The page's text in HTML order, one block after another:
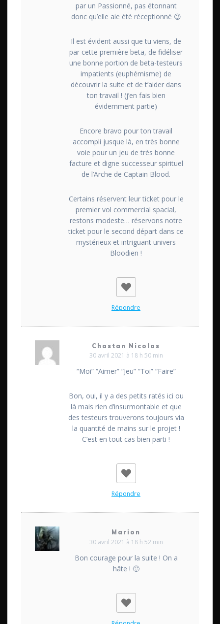
par un Passionné, pas étonnant
donc qu’elle aie été réceptionné 😉
Il est évident aussi que tu viens, de
par cette première beta, de fidéliser
une bonne portion de beta-testeurs
impatients (euphémisme) de
découvrir la suite et de t’aider dans
ton travail ! (j’en fais bien
évidemment partie)
Encore bravo pour ton travail
accompli jusque là, en très bonne
voie pour un jeu de très bonne
facture et digne successeur spirituel
de l’Arche de Captain Blood.
Certains réservent leur ticket pour le
premier vol commercial spacial,
restons modeste… réservons notre
ticket pour le second départ dans ce
mystérieux et intriguant univers
Bloodien !
Répondre
Chastan Nicolas
30 avril 2021 à 18 h 50 min
“Moi” “Aimer” “Jeu” “Toi” “Faire”
Bon, oui, il y a des petits ratés ici ou
là mais rien d’insurmontable et que
des testeurs trouverons toujours via
la quantité de mains sur le projet !
C’est en tout cas bien parti !
Répondre
Marion
30 avril 2021 à 18 h 52 min
Bon courage pour la suite ! On a
hâte ! 🙂